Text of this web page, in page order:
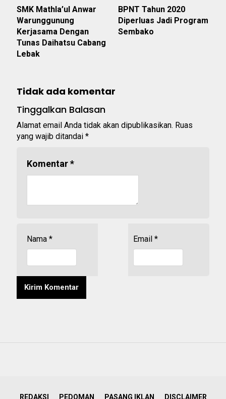
SMK Mathla’ul Anwar
Warunggunung
Kerjasama Dengan
Tunas Daihatsu Cabang
Lebak
BPNT Tahun 2020
Diperluas Jadi Program
Sembako
Tidak ada komentar
Tinggalkan Balasan
Alamat email Anda tidak akan dipublikasikan. Ruas
yang wajib ditandai *
Komentar*
Nama * Email *
REDAKSI PEDOMAN PASANG IKLAN DISCLAIMER